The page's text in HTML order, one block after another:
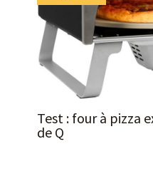
Test : four à pizza
de Q